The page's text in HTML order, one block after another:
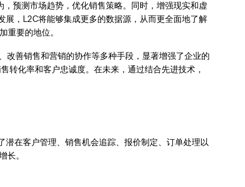
预测市场趋势，优化销售策略。同时，增强现实和虚
，L2C将能够集成更多的数据源，从而更全面地了解
重要的地位。
善销售和营销的协作等多种手段，显著增强了企业的
转化率和客户忠诚度。在未来，通过结合先进技术，
在客户管理、销售机会追踪、报价制定、订单处理以
长。